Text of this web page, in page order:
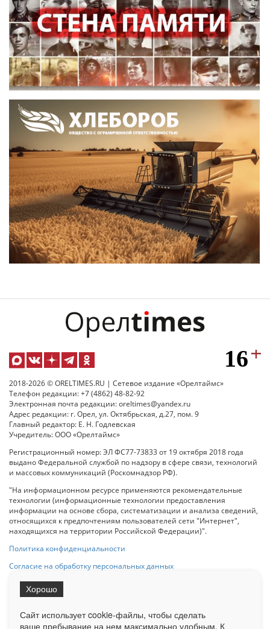
2018-2026 © ORELTIMES.RU | Сетевое издание «Орелтаймс»
Телефон редакции: +7 (4862) 48-82-92
Электронная почта редакции: oreltimes@yandex.ru
Адрес редакции: г. Орел, ул. Октябрьская, д.27, пом. 9
Главный редактор: Е. Н. Годлевская
Учредитель: ООО «Орелтаймс»
Регистрационный номер: ЭЛ ФС77-73833 от 19 октября 2018 года
выдано Федеральной службой по надзору в сфере связи, технологий
и массовых коммуникаций (Роскомнадзор РФ).
"На информационном ресурсе применяются рекомендательные
технологии (информационные технологии предоставления
информации на основе сбора, систематизации и анализа сведений,
относящихся к предпочтениям пользователей сети "Интернет",
находящихся на территории Российской Федерации)".
Политика конфиденциальности
Согласие на обработку персональных данных
на Сетевое издание «ОрелТаймс» обязательна.
Сайт использует cookie-файлы, чтобы сделать
ваше пребывание на нем максимально удобным. К
Хорошо